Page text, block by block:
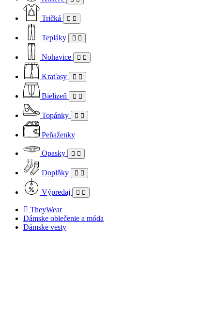
Tričká
Tepláky
Nohavice
Kraťasy
Bielizeň
Topánky
Peňaženky
Opasky
Doplňky
Výpredaj
TheyWear
Dámske oblečenie a móda
Dámske vesty